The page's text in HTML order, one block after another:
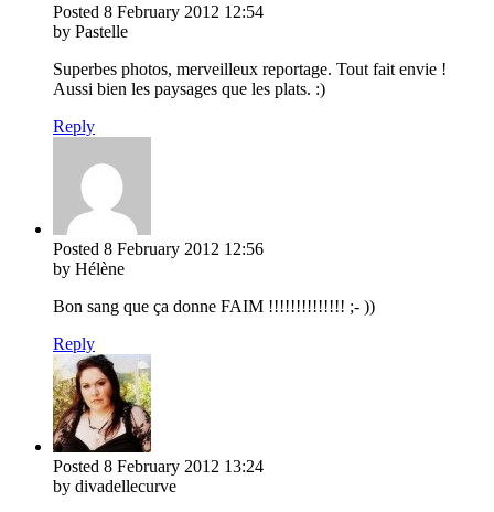
Posted 8 February 2012 12:54
by Pastelle
Superbes photos, merveilleux reportage. Tout fait envie !
Aussi bien les paysages que les plats. :)
Reply
Posted 8 February 2012 12:56
by Hélène
Bon sang que ça donne FAIM !!!!!!!!!!!!!! ;- ))
Reply
Posted 8 February 2012 13:24
by divadellecurve